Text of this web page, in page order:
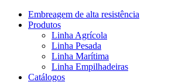
Embreagem de alta resistência
Produtos
Linha Agrícola
Linha Pesada
Linha Marítima
Linha Empilhadeiras
Catálogos